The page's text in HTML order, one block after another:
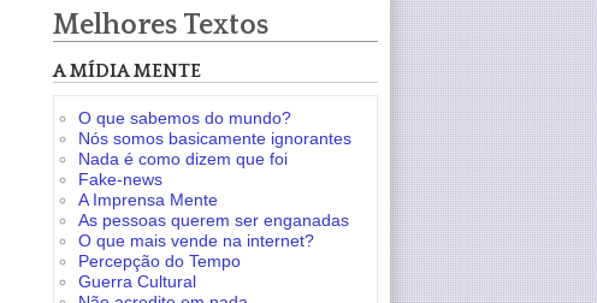
Melhores Textos
A MÍDIA MENTE
O que sabemos do mundo?
Nós somos basicamente ignorantes
Nada é como dizem que foi
Fake-news
A Imprensa Mente
As pessoas querem ser enganadas
O que mais vende na internet?
Percepção do Tempo
Guerra Cultural